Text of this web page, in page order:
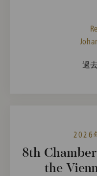
過
2026
8th
the